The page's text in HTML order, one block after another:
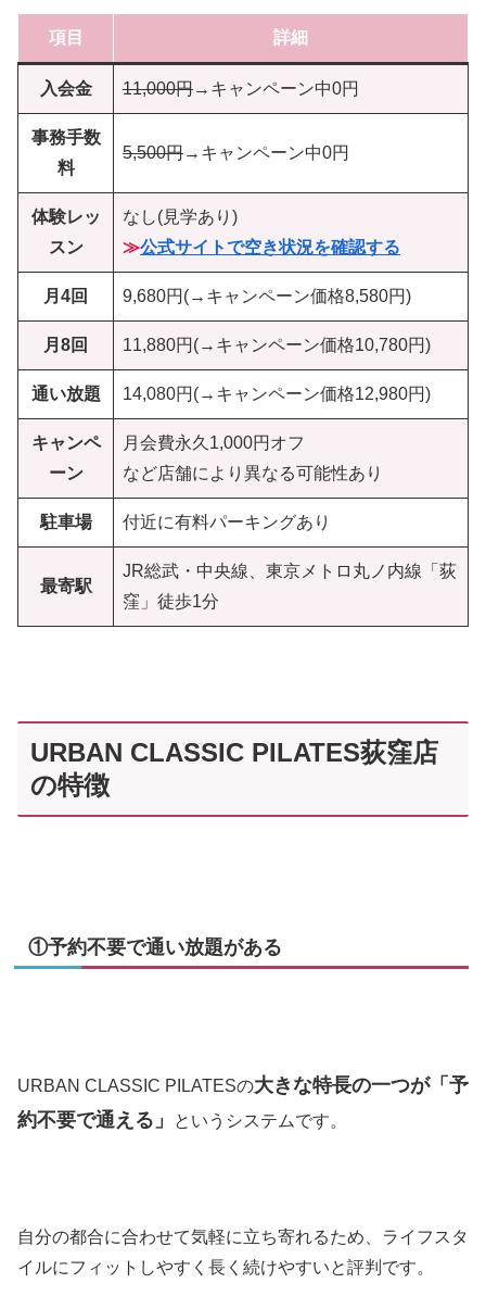
項目 詳細
入会金 11,000円→キャンペーン中0円
事務手数
料
5,500円→キャンペーン中0円
体験レッ
スン
なし(見学あり)
≫公式サイトで空き状況を確認する
月4回 9,680円(→キャンペーン価格8,580円)
月8回 11,880円(→キャンペーン価格10,780円)
通い放題 14,080円(→キャンペーン価格12,980円)
キャンペ
ーン
月会費永久1,000円オフ
など店舗により異なる可能性あり
駐車場 付近に有料パーキングあり
最寄駅
JR総武・中央線、東京メトロ丸ノ内線「荻
窪」徒歩1分
URBAN CLASSIC PILATES荻窪店
の特徴
①予約不要で通い放題がある
URBAN CLASSIC PILATESの大きな特長の一つが「予
約不要で通える」
というシステムです。
自分の都合に合わせて気軽に立ち寄れるため、ライフスタ
イルにフィットしやすく長く続けやすいと評判です。